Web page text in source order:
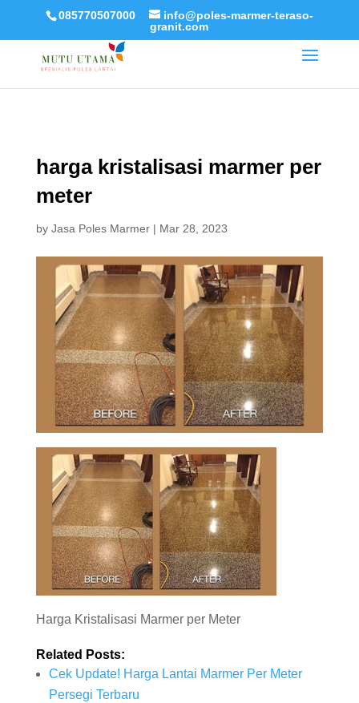
085770507000
info@poles-marmer-teraso-
granit.com
harga kristalisasi marmer per
meter
by Jasa Poles Marmer| Mar 28, 2023
Harga Kristalisasi Marmer per Meter
Related Posts:
Cek Update! Harga Lantai Marmer Per Meter
Persegi Terbaru